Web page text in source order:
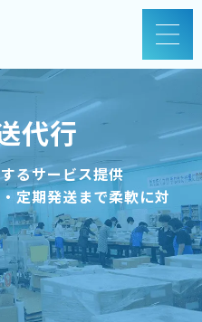
代行
るサービス提供
定期発送まで柔軟に対